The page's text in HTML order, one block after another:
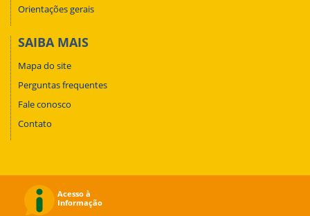
Orientações gerais
SAIBA MAIS
Mapa do site
Perguntas frequentes
Fale conosco
Contato